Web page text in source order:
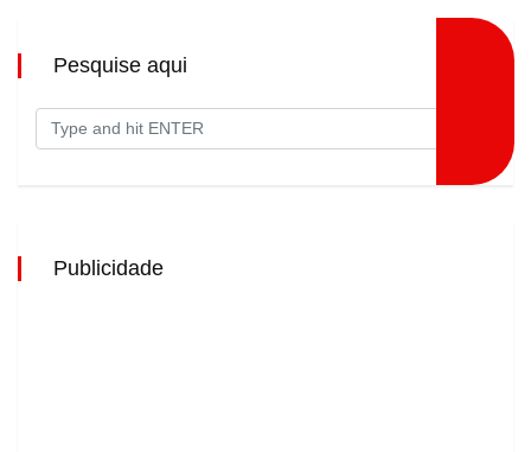
Pesquise aqui
Publicidade